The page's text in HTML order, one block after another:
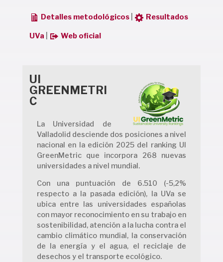
Detalles metodológicos Resultados
UVa Web oficial
UI
GREENMETRI
C
La Universidad de
Valladolid desciende dos posiciones a nivel
nacional en la edición 2025 del ranking UI
GreenMetric que incorpora 268 nuevas
universidades a nivel mundial.
Con una puntuación de 6.510 (-5,2%
respecto a la pasada edición), la UVa se
ubica entre las universidades españolas
con mayor reconocimiento en su trabajo en
sostenibilidad, atención a la lucha contra el
cambio climático mundial, la conservación
de la energía y el agua, el reciclaje de
desechos y el transporte ecológico.